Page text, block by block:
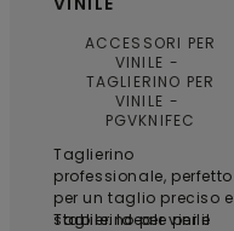
ACCESSORI PER
VINILE
TAGLIERINO PER
VINILE
PGVKNIFEC
Taglierino
professionale, perfetto
per un taglio preciso e
stabile. Ideale per il
Taglierino per vinile